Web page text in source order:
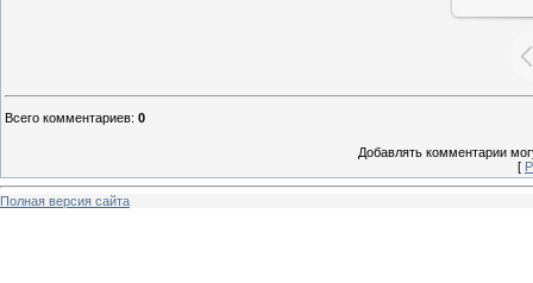
Всего комментариев: 0
Добавлять комментарии
[
Полная версия сайта